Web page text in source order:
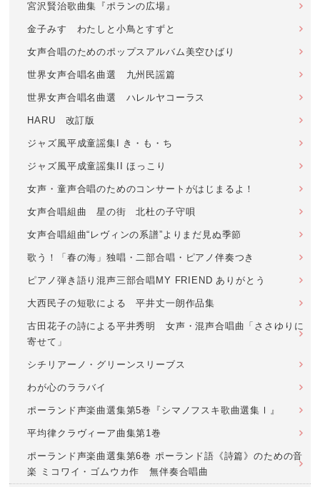
宮沢賢治歌曲集『ポランの広場』
金子みすゞわたしと小鳥とすずと
女声合唱のためのポップスアルバム美空ひばり
世界女声合唱名曲選 九州民謡篇
世界女声合唱名曲選 ハレルヤコーラス
HARU 改訂版
ジャズ風平成童謡集I き・も・ち
ジャズ風平成童謡集II ほっこり
女声・童声合唱のためのコンサートがはじまるよ！
女声合唱組曲 星の街 北杜の子守唄
女声合唱組曲“レヴィンの系譜”よりまだ見ぬ季節
歌う！「春の海」独唱・二部合唱・ピアノ伴奏つき
ピアノ弾き語り混声三部合唱MY FRIEND ありがとう
大西民子の短歌による 平井丈一朗作品集
古田花子の詩による平井秀明 女声・混声合唱曲「ささゆりに
寄せて」
シチリアーノ・グリーンスリーブス
わが心のララバイ
ポーランド声楽曲選集第5巻『シマノフスキ歌曲選集Ⅰ』
平均律クラヴィーア曲集第1巻
ポーランド声楽曲選集第6巻 ポーランド語《詩篇》のための音
楽 ミコワイ・ゴムウカ作 無伴奏合唱曲